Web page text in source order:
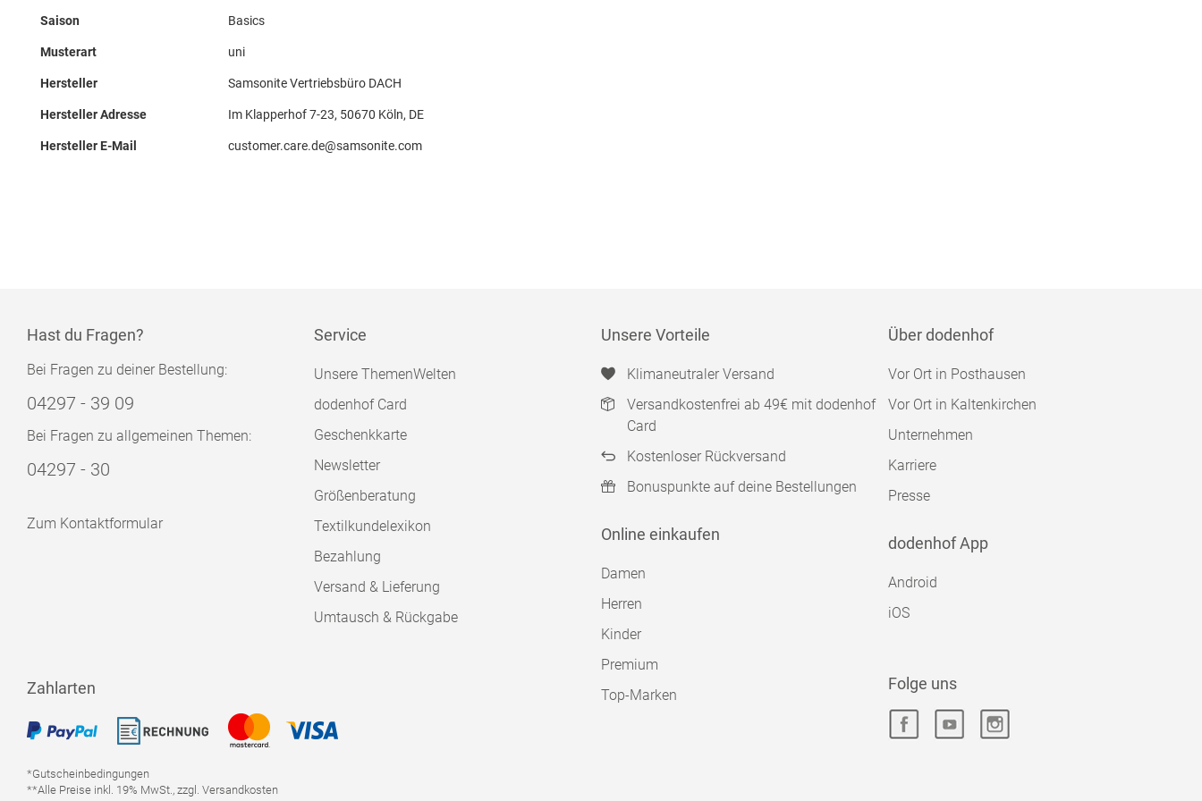
Saison Basics
Musterart uni
Hersteller Samsonite Vertriebsbüro DACH
Hersteller Adresse Im Klapperhof 7-23, 50670 Köln, DE
Hersteller E-Mail customer.care.de@samsonite.com
Hast du Fragen?
Bei Fragen zu deiner Bestellung:
04297 - 39 09
Bei Fragen zu allgemeinen Themen:
04297 - 30
Zum Kontaktformular
Service
Unsere ThemenWelten
dodenhof Card
Geschenkkarte
Newsletter
Größenberatung
Textilkundelexikon
Bezahlung
Versand & Lieferung
Umtausch & Rückgabe
Unsere Vorteile
Klimaneutraler Versand
Versandkostenfrei ab 49€ mit dodenhof
Card
Kostenloser Rückversand
Bonuspunkte auf deine Bestellungen
Online einkaufen
Damen
Herren
Kinder
Premium
Top-Marken
Über dodenhof
Vor Ort in Posthausen
Vor Ort in Kaltenkirchen
Unternehmen
Karriere
Presse
dodenhof App
Android
iOS
Zahlarten
*Gutscheinbedingungen
**Alle Preise inkl. 19% MwSt., zzgl. Versandkosten
Folge uns